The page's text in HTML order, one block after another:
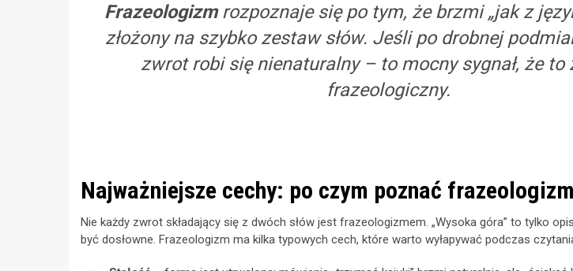
Frazeologizmrozpoznaje się po tym, że brzmi „jak z
złożony na szybko zestaw słów. Jeśli po drobnej
zwrot robi się nienaturalny – to mocny sygnał, że to
frazeologiczny.
Najważniejsze cechy: po czym poznać
Nie każdy zwrot składający się z dwóch słów jest frazeologizmem. „Wysoka góra” to tylko
być dosłowne. Frazeologizm ma kilka typowych cech, które warto wyłapywać podczas